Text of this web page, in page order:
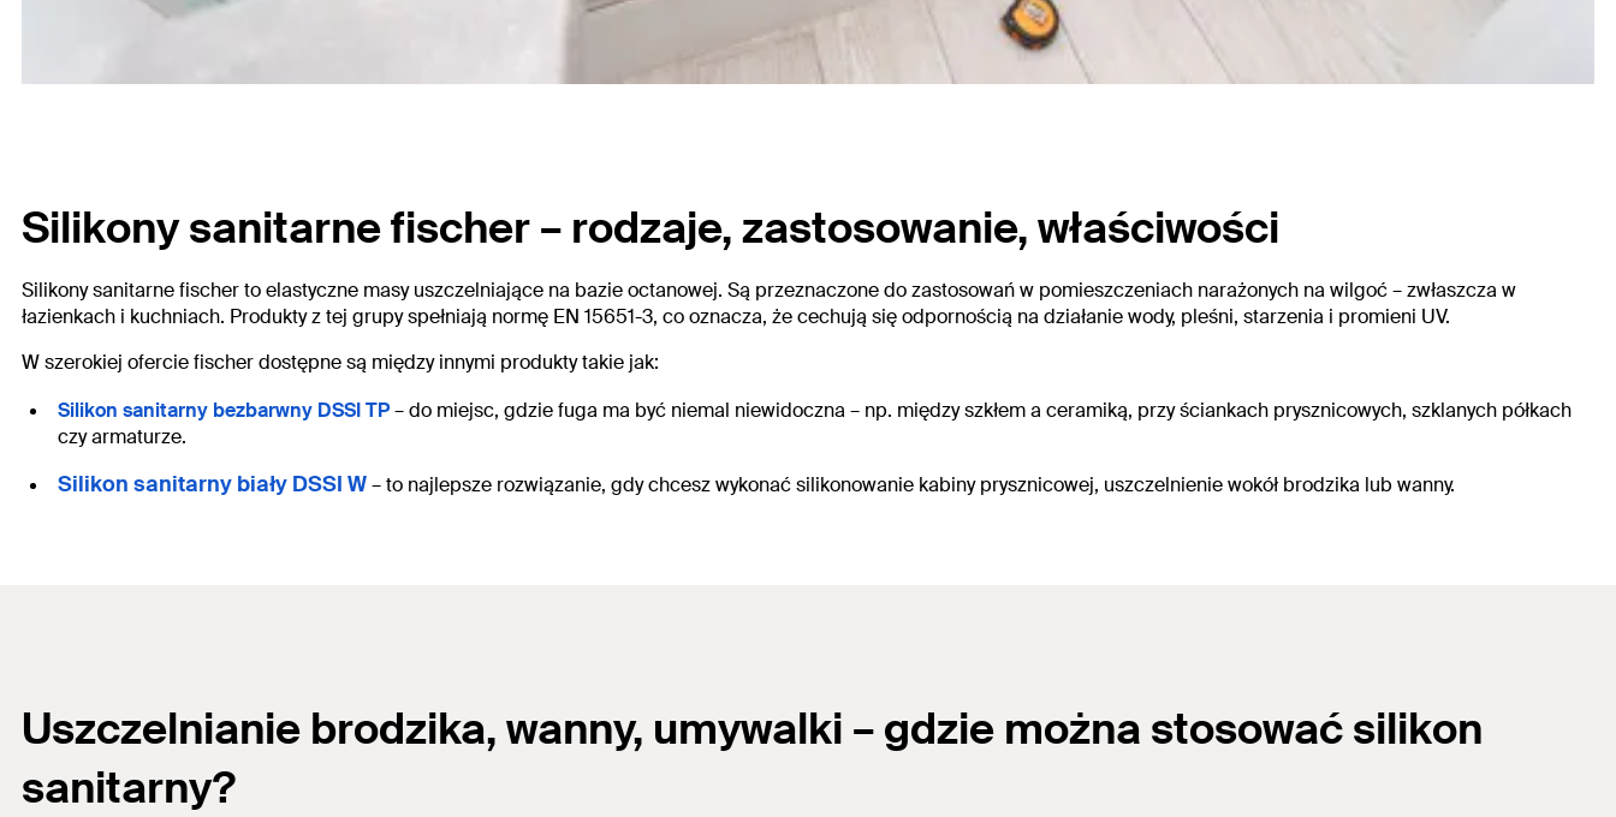
Silikony sanitarne fischer – rodzaje, zastosowanie, właściwości
Silikony sanitarne fischer to elastyczne masy uszczelniające na bazie octanowej. Są przeznaczone do zastosowań w pomieszczeniach narażonych na wilgoć – zwłaszcza w
łazienkach i kuchniach. Produkty z tej grupy spełniają normę EN 15651-3, co oznacza, że cechują się odpornością na działanie wody, pleśni, starzenia i promieni UV.
W szerokiej ofercie fischer dostępne są między innymi produkty takie jak:
Silikon sanitarny bezbarwny DSSI TP– do miejsc, gdzie fuga ma być niemal niewidoczna – np. między szkłem a ceramiką, przy ściankach prysznicowych, szklanych półkach
czy armaturze.
Silikon sanitarny biały DSSI W– to najlepsze rozwiązanie, gdy chcesz wykonaćsilikonowanie kabiny prysznicowej, uszczelnienie wokół brodzika lub wanny.
Uszczelnianie brodzika, wanny, umywalki – gdzie można stosować silikon
sanitarny?